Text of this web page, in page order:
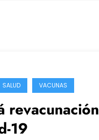
SALUD VACUNAS
revacunación
19